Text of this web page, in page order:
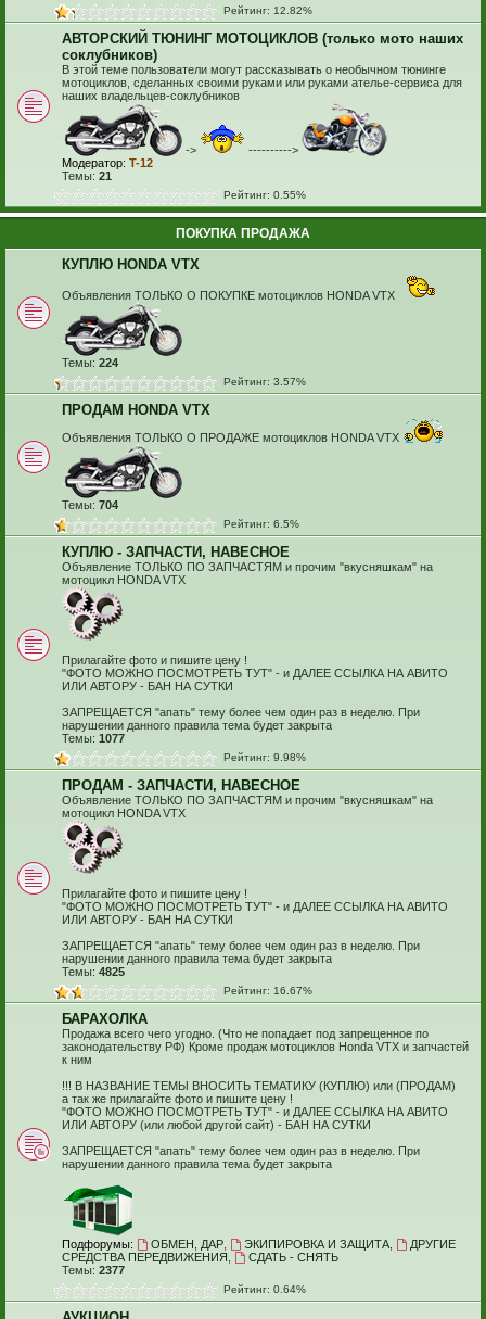
Рейтинг: 12.82%
АВТОРСКИЙ ТЮНИНГ МОТОЦИКЛОВ (только мото наших
соклубников)
В этой теме пользователи могут рассказывать о необычном тюнинге
мотоциклов, сделанных своими руками или руками ателье-сервиса для
наших владельцев-соклубников
->
---------->
Модератор: T-12
Темы: 21
Рейтинг: 0.55%
ПОКУПКА ПРОДАЖА
КУПЛЮ HONDA VTX
Объявления ТОЛЬКО О ПОКУПКЕ мотоциклов HONDA VTX
Темы: 224
Рейтинг: 3.57%
ПРОДАМ HONDA VTX
Объявления ТОЛЬКО О ПРОДАЖЕ мотоциклов HONDA VTX
Темы: 704
Рейтинг: 6.5%
КУПЛЮ - ЗАПЧАСТИ, НАВЕСНОЕ
Объявление ТОЛЬКО ПО ЗАПЧАСТЯМ и прочим "вкусняшкам" на
мотоцикл HONDA VTX
Прилагайте фото и пишите цену !
"ФОТО МОЖНО ПОСМОТРЕТЬ ТУТ" - и ДАЛЕЕ ССЫЛКА НА АВИТО
ИЛИ АВТОРУ - БАН НА СУТКИ
ЗАПРЕЩАЕТСЯ "апать" тему более чем один раз в неделю. При
нарушении данного правила тема будет закрыта
Темы: 1077
Рейтинг: 9.98%
ПРОДАМ - ЗАПЧАСТИ, НАВЕСНОЕ
Объявление ТОЛЬКО ПО ЗАПЧАСТЯМ и прочим "вкусняшкам" на
мотоцикл HONDA VTX
Прилагайте фото и пишите цену !
"ФОТО МОЖНО ПОСМОТРЕТЬ ТУТ" - и ДАЛЕЕ ССЫЛКА НА АВИТО
ИЛИ АВТОРУ - БАН НА СУТКИ
ЗАПРЕЩАЕТСЯ "апать" тему более чем один раз в неделю. При
нарушении данного правила тема будет закрыта
Темы: 4825
Рейтинг: 16.67%
БАРАХОЛКА
Продажа всего чего угодно. (Что не попадает под запрещенное по
законодательству РФ) Кроме продаж мотоциклов Honda VTX и запчастей
к ним
!!! В НАЗВАНИЕ ТЕМЫ ВНОСИТЬ ТЕМАТИКУ (КУПЛЮ) или (ПРОДАМ)
а так же прилагайте фото и пишите цену !
"ФОТО МОЖНО ПОСМОТРЕТЬ ТУТ" - и ДАЛЕЕ ССЫЛКА НА АВИТО
ИЛИ АВТОРУ (или любой другой сайт) - БАН НА СУТКИ
ЗАПРЕЩАЕТСЯ "апать" тему более чем один раз в неделю. При
нарушении данного правила тема будет закрыта
Подфорумы: ОБМЕН, ДАР, ЭКИПИРОВКА И ЗАЩИТА,
ДРУГИЕ
СРЕДСТВА ПЕРЕДВИЖЕНИЯ
СДАТЬ - СНЯТЬ
Темы: 2377
Рейтинг: 0.64%